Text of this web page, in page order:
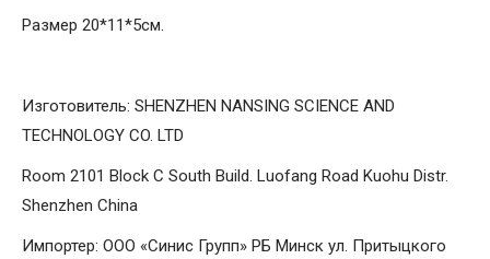
Размер 20*11*5см.
Изготовитель: SHENZHEN NANSING SCIENCE AND
TECHNOLOGY CO. LTD
Room 2101 Block C South Build. Luofang Road Kuohu Distr.
Shenzhen China
Импортер: ООО «Синис Групп» РБ Минск ул. Притыцкого